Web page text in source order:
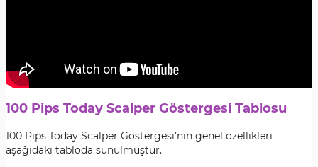
100 Pips Today Scalper Göstergesi Tablosu
100 Pips Today Scalper Göstergesi’nin genel özellikleri
aşağıdaki tabloda sunulmuştur.